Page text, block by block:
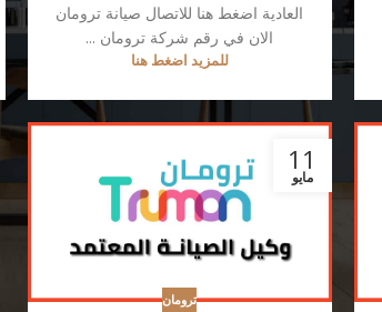
العادية اضغط هنا للاتصال صيانة ترومان
الان في رقم شركة ترومان ...
للمزيد اضغط هنا
11
مايو
ترومان